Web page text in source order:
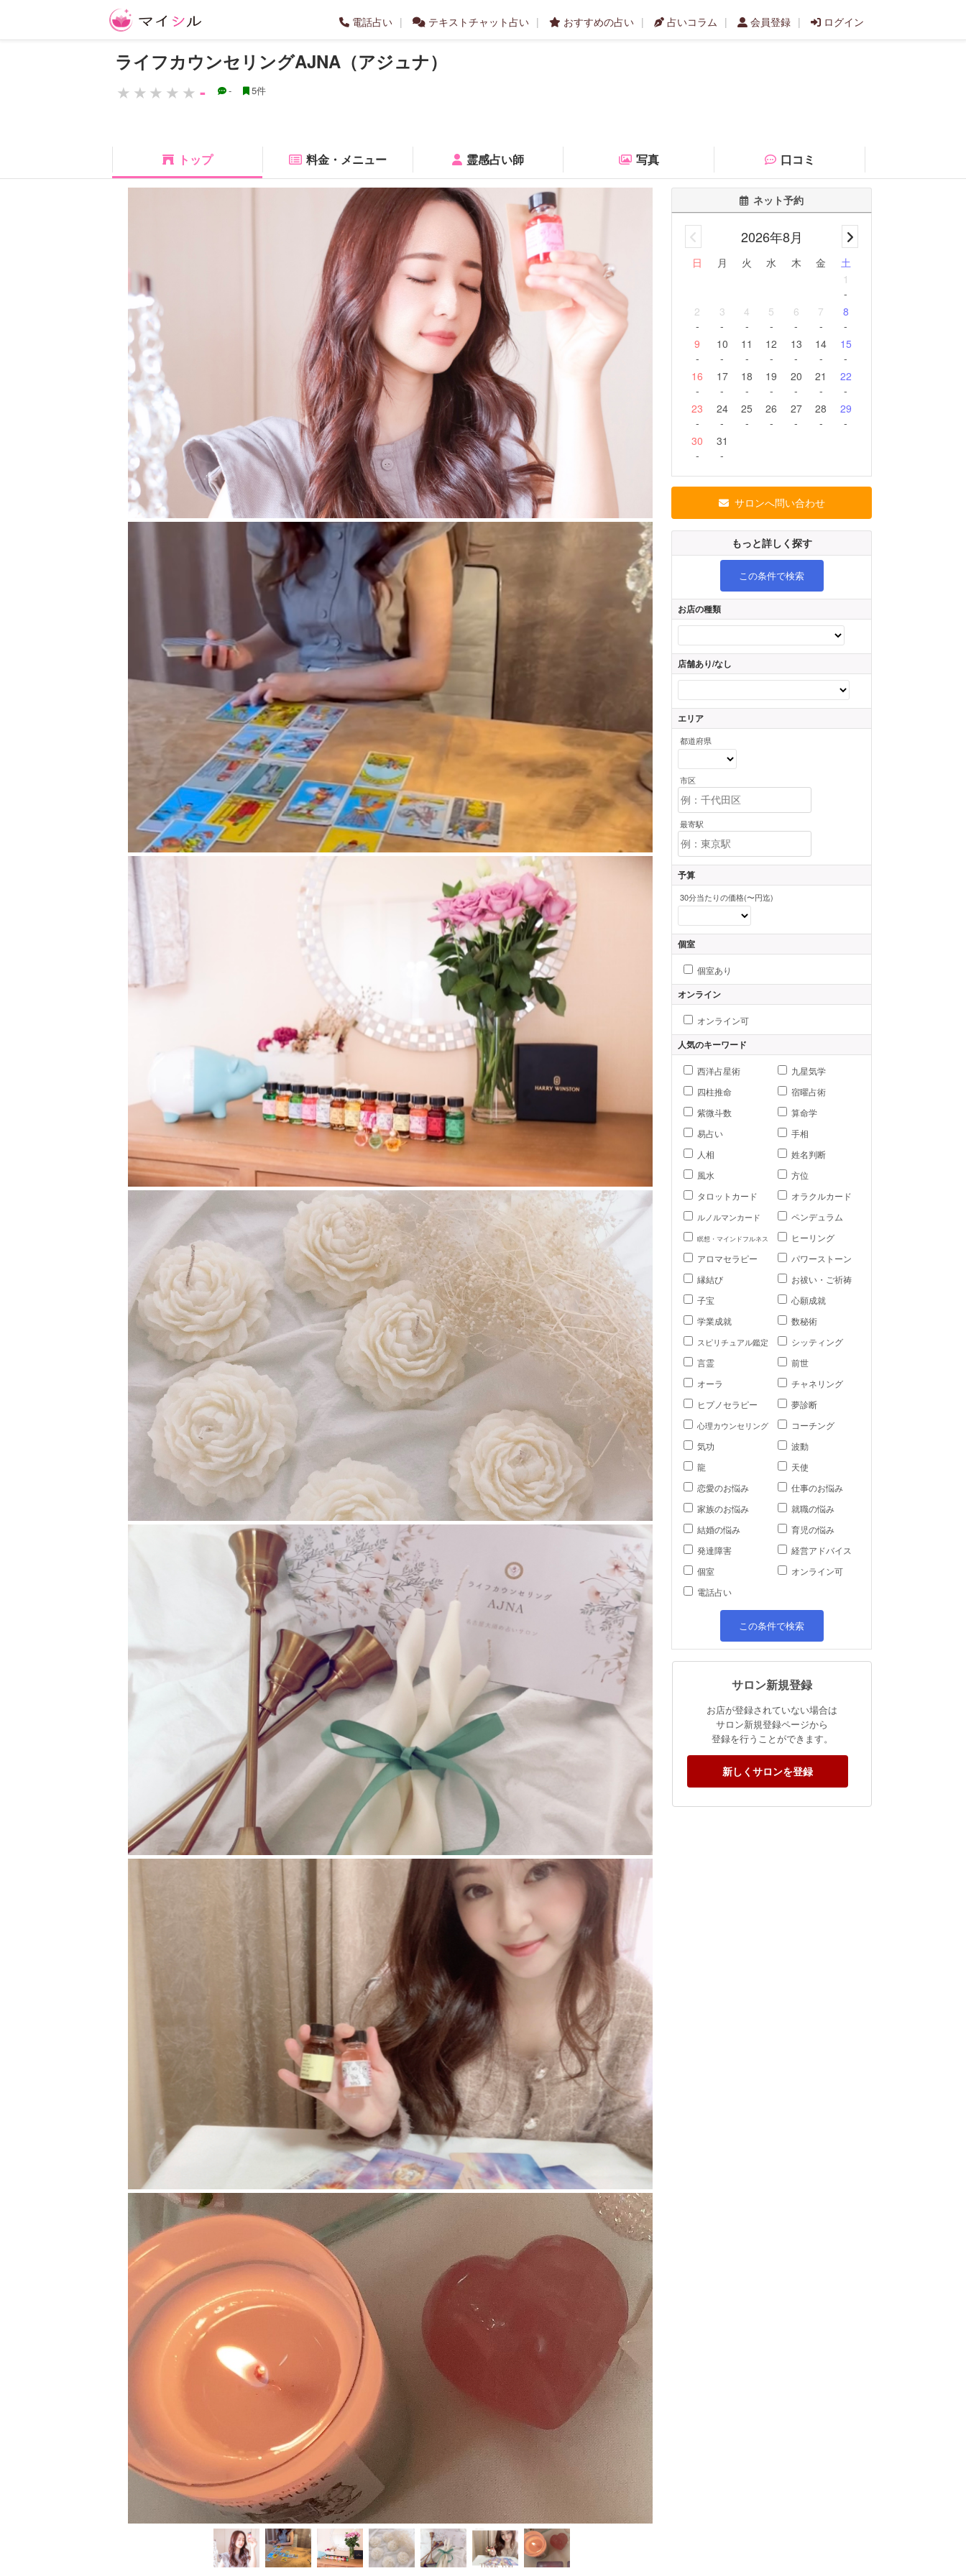
電話占い テキストチャット占い おすすめの占い 占いコラム 会員登録 ログイン
ライフカウンセリングAJNA（アジュナ）
-
- 5件
トップ 料金・メニュー 霊感占い師 写真 口コミ
ネット予約
2026年8月
日 月 火 水 木 金
土
1
-
2
-
3
-
4
-
5
-
6
-
7
-
8
-
9
-
10
-
11
-
12
-
13
-
14
-
15
-
16
-
17
-
18
-
19
-
20
-
21
-
22
-
23
-
24
-
25
-
26
-
27
-
28
-
29
-
30
-
31
-
サロンへ問い合わせ
もっと詳しく探す
この条件で検索
お店の種類
店舗あり/なし
エリア
都道府県
市区
最寄駅
予算
30分当たりの価格(〜円迄)
個室
個室あり
オンライン
オンライン可
人気のキーワード
西洋占星術
九星気学
四柱推命
宿曜占術
紫微斗数
算命学
易占い
手相
人相
姓名判断
風水
方位
タロットカード
オラクルカード
ルノルマンカード ペンデュラム
瞑想・マインドフルネス
ヒーリング
アロマセラピー
パワーストーン
縁結び
お祓い・ご祈祷
子宝
心願成就
学業成就
数秘術
スピリチュアル鑑定
シッティング
言霊
前世
オーラ
チャネリング
ヒプノセラピー
夢診断
心理カウンセリング
コーチング
気功
波動
龍
天使
恋愛のお悩み
仕事のお悩み
家族のお悩み
就職の悩み
結婚の悩み
育児の悩み
発達障害
経営アドバイス
個室
オンライン可
電話占い
この条件で検索
サロン新規登録
お店が登録されていない場合は
サロン新規登録ページから
登録を行うことができます。
新しくサロンを登録